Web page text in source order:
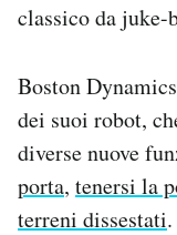
Area Personale
Newsletter
Notifiche
Regala il Post
Hai bisogno di
classico da juke-
Boston
dei suoi robot,
diverse nuove
porta, tenersi la
terreni dissestati